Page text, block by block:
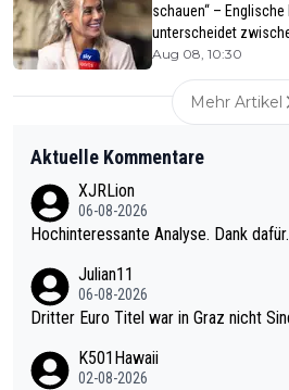
schauen“ –
unterscheidet
Aug 08, 10:30
Mehr Artikel
Aktuelle Kommentare
XJRLion
06-08-2026
Hochinteressante Analyse. Dank dafür.
Julian11
06-08-2026
Dritter Euro Titel war in Graz nicht
K501Hawaii
02-08-2026